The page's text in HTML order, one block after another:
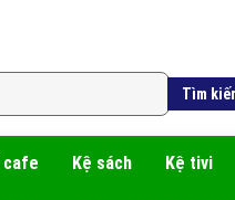
cafe Kệ sách Kệ tivi